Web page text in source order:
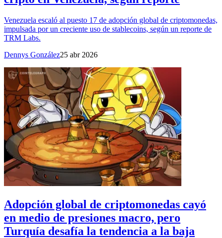
Venezuela escaló al puesto 17 de adopción global de criptomonedas,
impulsada por un creciente uso de stablecoins, según un reporte de
TRM Labs.
Dennys González25 abr 2026
Adopción global de criptomonedas cayó
en medio de presiones macro, pero
Turquía desafía la tendencia a la baja